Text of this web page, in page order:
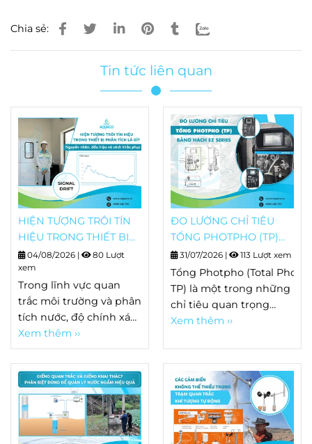
Chia sẻ:
Tin tức liên quan
HIỆN TƯỢNG TRÔI TÍN
HIỆU TRONG THIẾT BỊ
PHÂN TÍCH LÀ GÌ?
NGUYÊN NHÂN, DẤU
HIỆU VÀ CÁCH KHẮC
PHỤC
04/08/2026 |
80 Lượt
xem
Trong lĩnh vực quan
trắc môi trường và phân
tích nước, độ chính xác
của thiết bị quyết định
trực tiếp đến chất
lượng dữ liệu. Tuy
nhiên, sau một thời
gian vận hành, không ít
hệ thống bắt đầu xuất
hiện hiện tượng kết
Xem thêm ››
ĐO LƯỜNG CHỈ TIÊU
TỔNG PHOTPHO (TP)
BẰNG HACH EZ SERIES
31/07/2026 | 113 Lượt xem
Tổng Photpho (Total
TP) là một trong những
chỉ tiêu quan trọng
trong quan trắc nước
quy trình xử lý nước.
với Orthophosphate chỉ
phản ánh
dạng photpho hòa tan
dễ phản ứng, TP bao
Xem thêm ››